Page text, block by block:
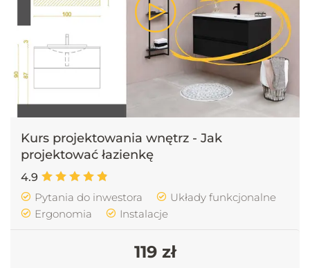
Kurs projektowania wnętrz - Jak
projektować łazienkę
4.9
Pytania do inwestora
Układy funkcjonalne
Ergonomia
Instalacje
119 zł